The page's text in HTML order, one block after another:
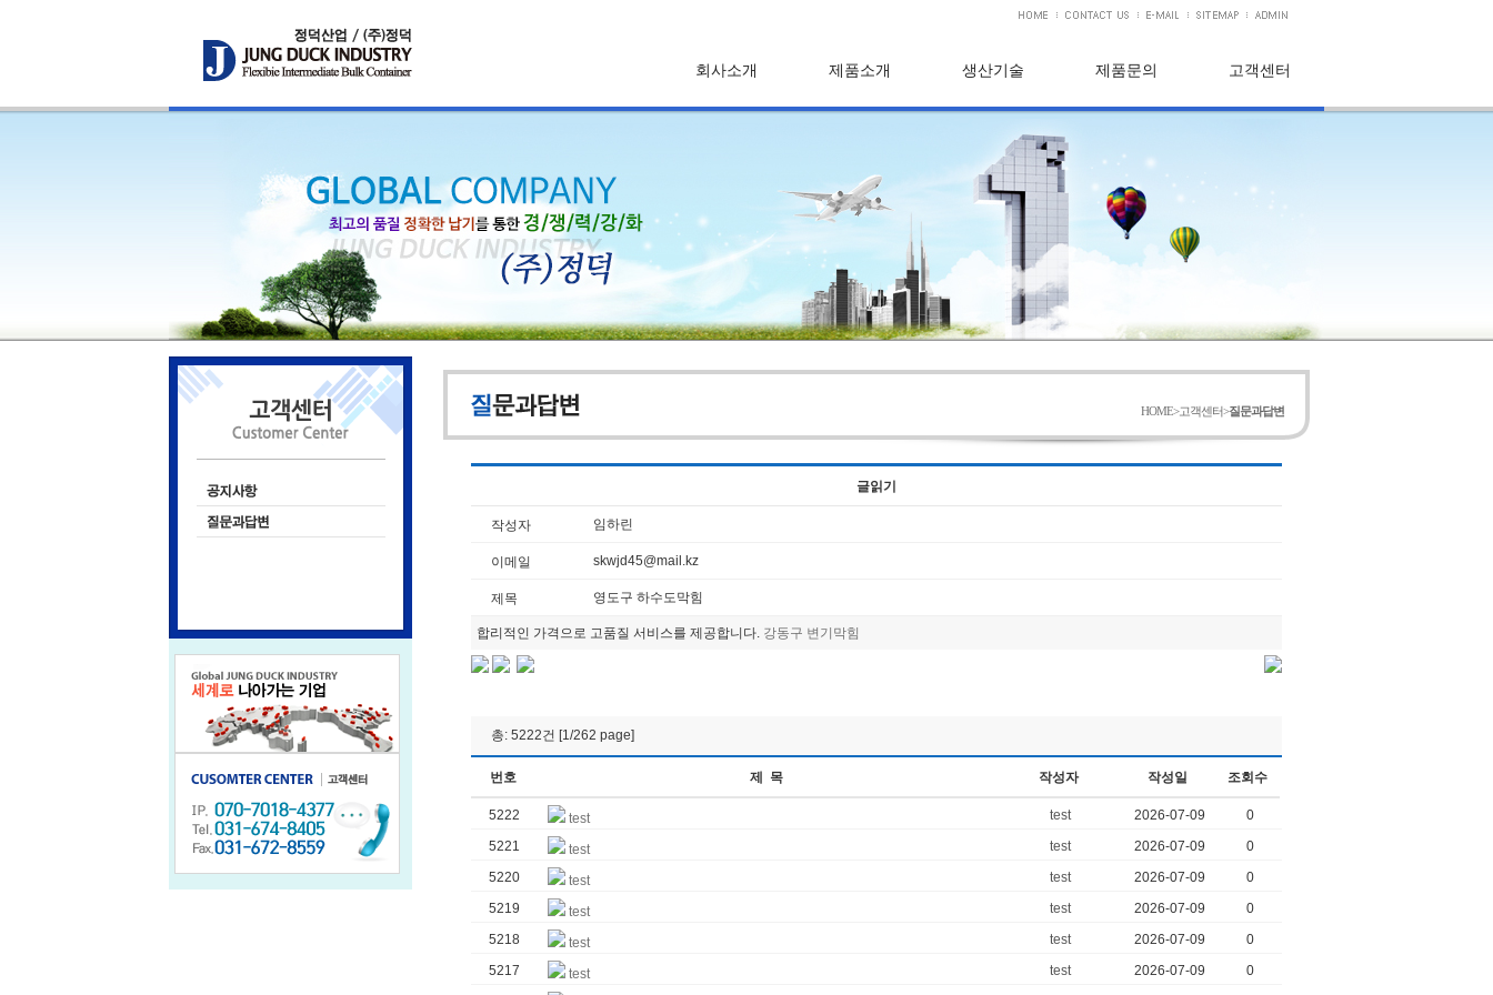
회사소개 제품소개 생산기술 제품문의 고객센터
HOME>고객센터>질문과답변
글읽기
작성자 임하린
이메일 skwjd45@mail.kz
제목 영도구 하수도막힘
합리적인 가격으로 고품질 서비스를 제공합니다. 강동구 변기막힘
총: 5222건 [1/262 page]
번호 제 목 작성자 작성일 조회수
5222 test test 2026-07-09
0
5221
test test 2026-07-09
0
5220
test test 2026-07-09
0
5219
test test 2026-07-09
0
5218
test test 2026-07-09
0
5217
test test 2026-07-09
0